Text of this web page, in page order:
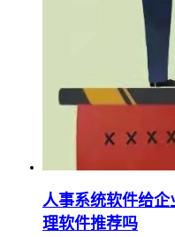
人事系统软件给
理软件推荐吗